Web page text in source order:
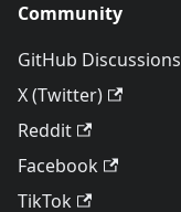
Community
GitHub Discussions
X (Twitter)
Reddit
Facebook
TikTok